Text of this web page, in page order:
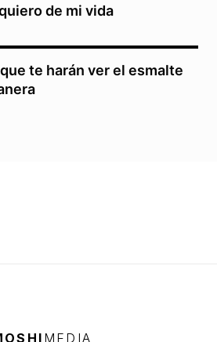
de mi vida
te harán ver el esmalte
MEDIA